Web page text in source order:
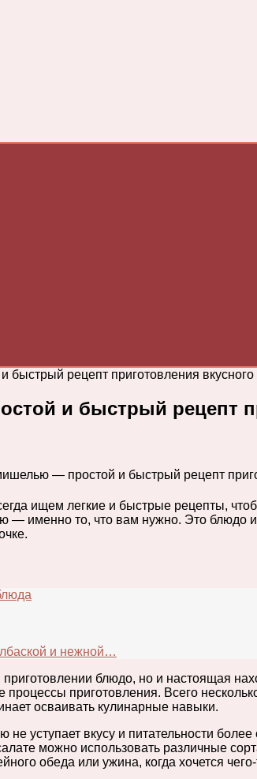
рецепт приготовления
и быстрый рецепт
ищем легкие и быстрые рецепты,
— именно то, что вам нужно. Это блюдо
и нежной…
блюдо, но и настоящая
приготовления. Всего
осваивать кулинарные навыки.
не уступает вкусу и питательности
можно использовать различные
обеда или ужина, когда хочется чего-